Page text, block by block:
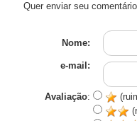
Quer enviar seu
Nome:
e-mail:
Avaliação: